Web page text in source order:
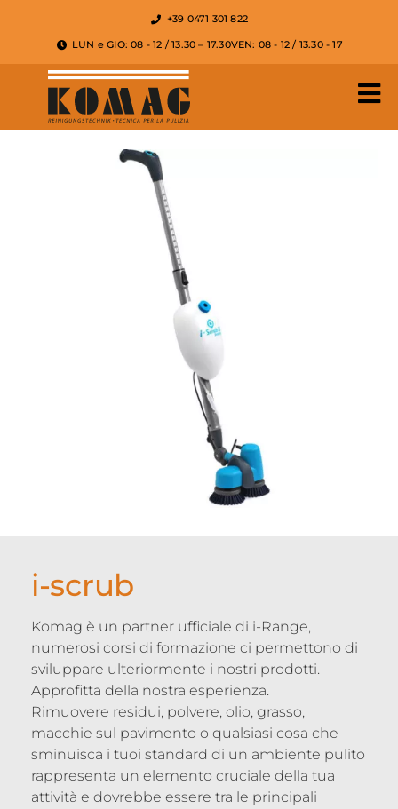
+39 0471 301 822
LUN e GIO: 08 - 12 / 13.30 – 17.30VEN: 08 - 12 / 13.30 - 17
i-scrub
Komag è un partner ufficiale di i-Range,
numerosi corsi di formazione ci permettono di
sviluppare ulteriormente i nostri prodotti.
Approfitta della nostra esperienza.
Rimuovere residui, polvere, olio, grasso,
macchie sul pavimento o qualsiasi cosa che
sminuisca i tuoi standard di un ambiente pulito
rappresenta un elemento cruciale della tua
attività e dovrebbe essere tra le principali